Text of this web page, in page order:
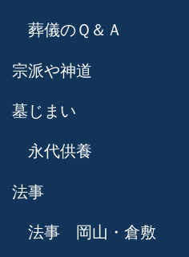
葬儀のＱ＆Ａ
宗派や神道
墓じまい
永代供養
法事
法事 岡山・倉敷